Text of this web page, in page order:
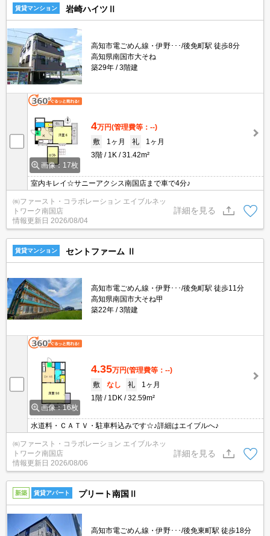
賃貸マンション 岩崎ハイツⅡ
高知市電ごめん線・伊野･･･/後免町駅 徒歩8分
高知県南国市大そね
築29年
3階建
画像：17枚
4万円(管理費等：--)
敷
1ヶ月 礼
1ヶ月
3階
1K 31.42m²
室内キレイ☆サニーアクシス南国店まで車で4分♪
㈱ファースト・コラボレーション エイブルネッ
トワーク南国店
情報更新日 2026/08/04
詳細を見る
賃貸マンション セントファーム Ⅱ
高知市電ごめん線・伊野･･･/後免町駅 徒歩11分
高知県南国市大そね甲
築22年
3階建
画像：16枚
4.35万円(管理費等：--)
敷
なし 礼
1ヶ月
1階
1DK 32.59m²
水道料・ＣＡＴＶ・駐車料込みです☆♪詳細はエイブルへ♪
㈱ファースト・コラボレーション エイブルネッ
トワーク南国店
情報更新日 2026/08/06
詳細を見る
新築 賃貸アパート プリート南国Ⅱ
高知市電ごめん線・伊野･･･/後免東町駅 徒歩18分